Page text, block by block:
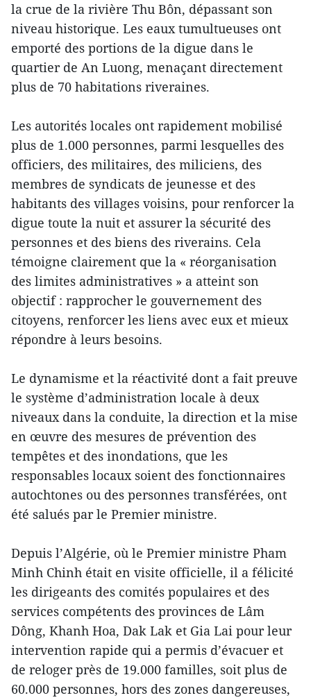
la crue de la rivière Thu Bôn, dépassant son
niveau historique. Les eaux tumultueuses ont
emporté des portions de la digue dans le
quartier de An Luong, menaçant directement
plus de 70 habitations riveraines.
Les autorités locales ont rapidement mobilisé
plus de 1.000 personnes, parmi lesquelles des
officiers, des militaires, des miliciens, des
membres de syndicats de jeunesse et des
habitants des villages voisins, pour renforcer la
digue toute la nuit et assurer la sécurité des
personnes et des biens des riverains. Cela
témoigne clairement que la « réorganisation
des limites administratives » a atteint son
objectif : rapprocher le gouvernement des
citoyens, renforcer les liens avec eux et mieux
répondre à leurs besoins.
Le dynamisme et la réactivité dont a fait preuve
le système d’administration locale à deux
niveaux dans la conduite, la direction et la mise
en œuvre des mesures de prévention des
tempêtes et des inondations, que les
responsables locaux soient des fonctionnaires
autochtones ou des personnes transférées, ont
été salués par le Premier ministre.
Depuis l’Algérie, où le Premier ministre Pham
Minh Chinh était en visite officielle, il a félicité
les dirigeants des comités populaires et des
services compétents des provinces de Lâm
Dông, Khanh Hoa, Dak Lak et Gia Lai pour leur
intervention rapide qui a permis d’évacuer et
de reloger près de 19.000 familles, soit plus de
60.000 personnes, hors des zones dangereuses,